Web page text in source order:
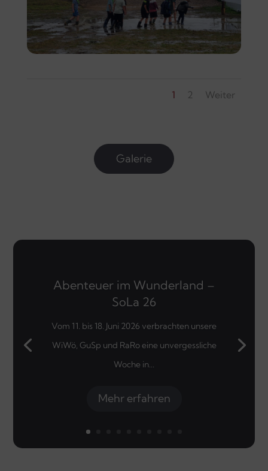
1 2 Weiter
Galerie
Abenteuer im Wunderland –
SoLa 26
Vom 11. bis 18. Juni 2026 verbrachten unsere
WiWö, GuSp und RaRo eine unvergessliche
Woche in...
Mehr erfahren